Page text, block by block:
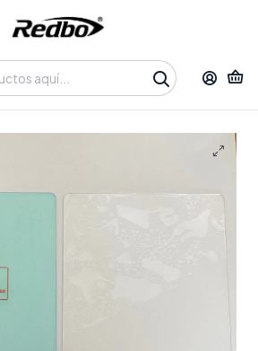
con despacho a domicilio o retiro en
14:00 / 15:00-17:30 • 📞 +56 9 3730 2311
Máscaras de Soldar
mascara fotosensible 14x13